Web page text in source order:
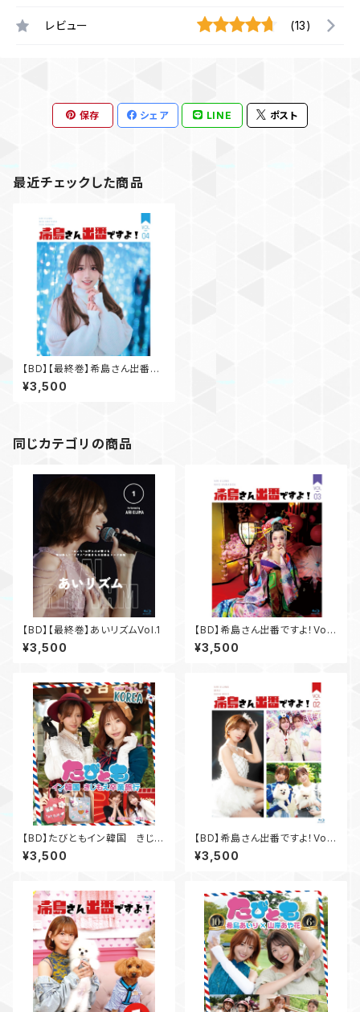
レビュー (13)
保存 シェア LINE ポスト
最近チェックした商品
【BD】【最終巻】希島さん出番で
すよ！Vol.4
¥3,500
同じカテゴリの商品
【BD】【最終巻】あいリズムVol.1
¥3,500
【BD】希島さん出番ですよ！Vol.
3
¥3,500
【BD】たびともイン韓国 きじも
え卒業旅行
¥3,500
【BD】希島さん出番ですよ！Vol.
2
¥3,500